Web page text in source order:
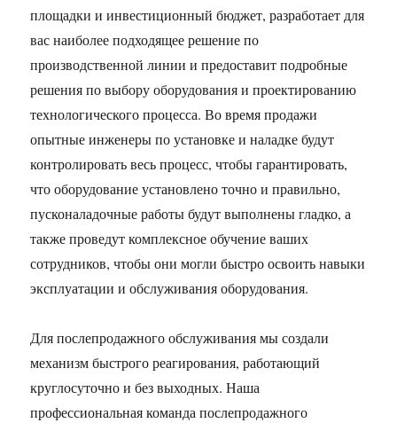
площадки и инвестиционный бюджет, разработает для
вас наиболее подходящее решение по
производственной линии и предоставит подробные
решения по выбору оборудования и проектированию
технологического процесса. Во время продажи
опытные инженеры по установке и наладке будут
контролировать весь процесс, чтобы гарантировать,
что оборудование установлено точно и правильно,
пусконаладочные работы будут выполнены гладко, а
также проведут комплексное обучение ваших
сотрудников, чтобы они могли быстро освоить навыки
эксплуатации и обслуживания оборудования.
Для послепродажного обслуживания мы создали
механизм быстрого реагирования, работающий
круглосуточно и без выходных. Наша
профессиональная команда послепродажного